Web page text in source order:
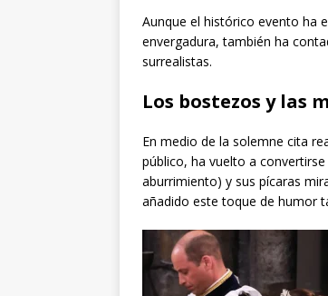
Aunque el histórico evento ha
envergadura, también ha
surrealistas.
Los bostezos y las
En medio de la solemne cita
público, ha vuelto a
aburrimiento) y sus pícaras
añadido este toque de humor